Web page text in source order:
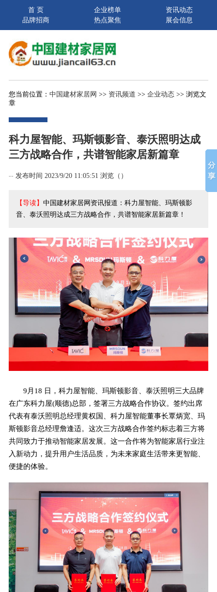
首 页 企业榜单
资讯动态
品牌招商
热点聚焦 展会信息
您当前位置： 中国建材家居网 >> 资讯频道 >> 企业动态>> 浏览文
章
科力屋智能、玛斯顿影音、泰沃照明达成
三方战略合作，共谱智能家居新篇章
-- 发布时间 2023/9/20 11:05:51 浏览（ ）
【导读】 中国建材家居网资讯报道：科力屋智能、玛斯顿影
音、泰沃照明达成三方战略合作，共谱智能家居新篇章！
9月18 日，科力屋智能、玛斯顿影音、泰沃照明三大品牌
在广东科力屋(顺德)总部，签署三方战略合作协议。签约出席
代表有泰沃照明总经理黄权国、科力屋智能董事长覃炳宽、玛
斯顿影音总经理詹逢适。这次三方战略合作签约标志着三方将
共同致力于推动智能家居发展。这一合作将为智能家居行业注
入新动力，提升用户生活品质，为未来家庭生活带来更智能、
便捷的体验。